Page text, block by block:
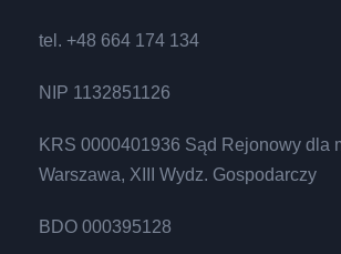
tel. +48 664 174 134
NIP 1132851126
KRS 0000401936 Sąd Rejonowy dla
Warszawa, XIII Wydz. Gospodarczy
BDO 000395128